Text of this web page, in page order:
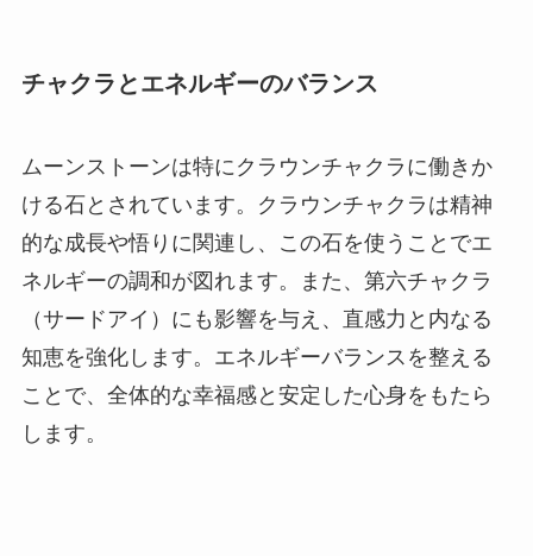
チャクラとエネルギーのバランス
ムーンストーンは特にクラウンチャクラに働きか
ける石とされています。クラウンチャクラは精神
的な成長や悟りに関連し、この石を使うことでエ
ネルギーの調和が図れます。また、第六チャクラ
（サードアイ）にも影響を与え、直感力と内なる
知恵を強化します。エネルギーバランスを整える
ことで、全体的な幸福感と安定した心身をもたら
します。